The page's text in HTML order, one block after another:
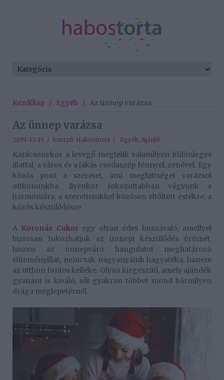
Kezdőlap / Egyéb / Az ünnep varázsa
Az ünnep varázsa
2019-12-15 / Szerző: Habostorta / Egyéb, Ajánló
Karácsonykor a levegő megtelik valamilyen különleges
illattal, a város és a lakás csodaszép fénnyel, zenével. Egy
közös pont a szeretet, ami meghittséget varázsol
otthonunkba. Ilyenkor fokozottabban vágyunk a
harmóniára, a szeretteinkkel közösen eltöltött estékre, a
közös készülődésre.
A Koronás Cukoregy olyan édes hozzávaló, amellyel
biztosan fokozhatjuk az ünnepi készülődés örömét,
hiszen az ünnepváró hangulatot meghatározó
süteményillat, nemcsak nagyanyáink hagyatéka, hanem
az otthon fontos kelléke. Olyan kiegészítő, amely ajándék
gyanánt is kiváló, sőt gyakran többet mond bármilyen
drága meglepetésnél.